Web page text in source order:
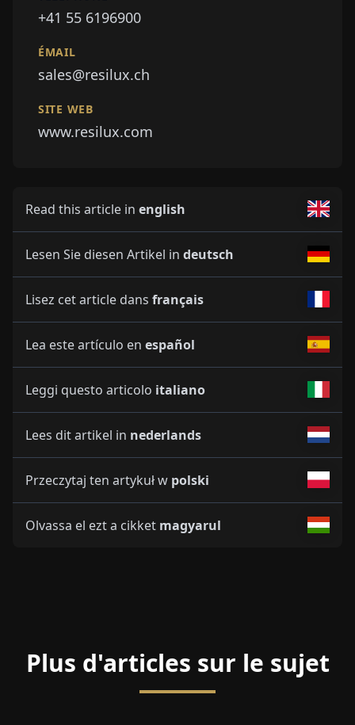
+41 55 6196900
ÉMAIL
sales@resilux.ch
SITE WEB
www.resilux.com
Read this article in english
Lesen Sie diesen Artikel in deutsch
Lisez cet article dans français
Lea este artículo en español
Leggi questo articolo italiano
Lees dit artikel in nederlands
Przeczytaj ten artykuł w polski
Olvassa el ezt a cikket magyarul
Plus d'articles sur le sujet